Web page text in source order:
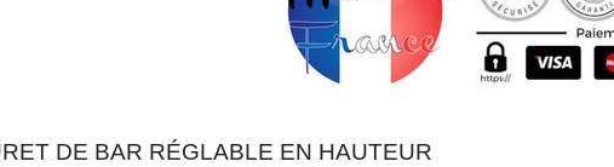
DE BAR RÉGLABLE EN HAUTEUR